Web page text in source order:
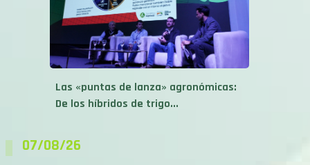
Las «puntas de lanza» agronómicas:
De los híbridos de trigo...
07/08/26